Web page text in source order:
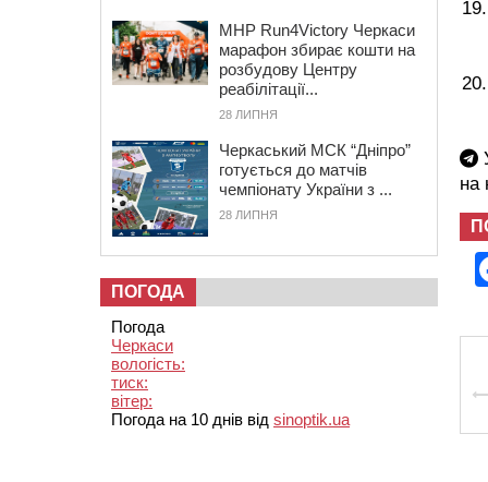
на
MHP Run4Victory Черкаси
марафон збирає кошти на
розбудову Центру
реабілітації...
28 ЛИПНЯ
Черкаський МСК “Дніпро”
готується до матчів
чемпіонату України з ...
28 ЛИПНЯ
ПОГОДА
Погода
Черкаси
вологість:
тиск:
вітер:
Погода на 10 днів від sinoptik.ua